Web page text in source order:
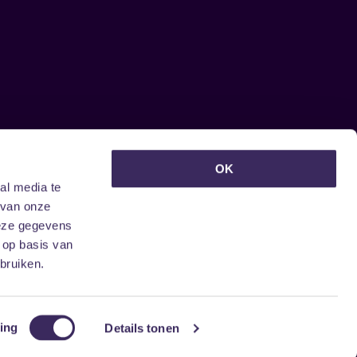
media te
onze
gegevens
basis van
Details tonen
OK
ontvangen?